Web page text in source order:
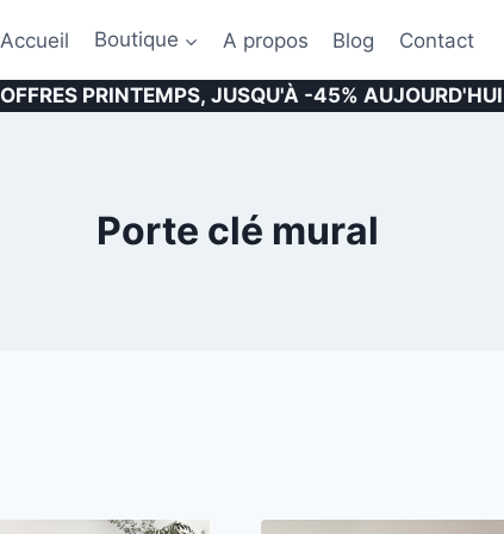
Accueil Boutique A propos Blog Contact
OFFRES PRINTEMPS, JUSQU'À -45% AUJOURD'HUI
Porte clé mural